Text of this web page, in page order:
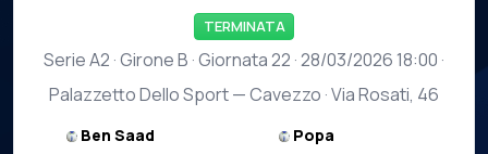
TERMINATA
Serie A2 · Girone B · Giornata 22 · 28/03/2026 18:00 ·
Palazzetto Dello Sport — Cavezzo · Via Rosati, 46
Ben Saad
Popa